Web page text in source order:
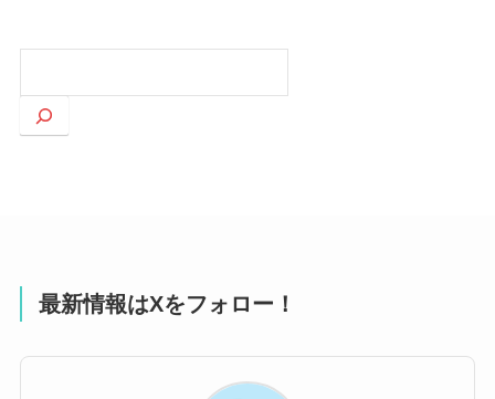
索
最新情報はXをフォロー！